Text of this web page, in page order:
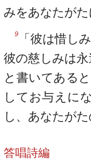
みをあなたが
9
「彼は惜し
彼の慈しみは永
と書いてある
してお与えに
し、あなたが
答唱詩編